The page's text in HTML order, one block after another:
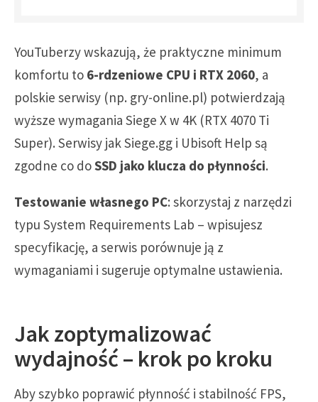
YouTuberzy wskazują, że praktyczne minimum
komfortu to 6-rdzeniowe CPU i RTX 2060, a
polskie serwisy (np. gry-online.pl) potwierdzają
wyższe wymagania Siege X w 4K (RTX 4070 Ti
Super). Serwisy jak Siege.gg i Ubisoft Help są
zgodne co doSSD jako klucza do płynności.
Testowanie własnego PC: skorzystaj z narzędzi
typu System Requirements Lab – wpisujesz
specyfikację, a serwis porównuje ją z
wymaganiami i sugeruje optymalne ustawienia.
Jak zoptymalizować
wydajność – krok po kroku
Aby szybko poprawić płynność i stabilność FPS,